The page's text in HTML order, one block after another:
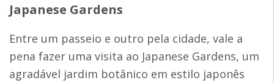
Japanese Gardens
Entre um passeio e outro pela cidade, vale a
pena fazer uma visita ao Japanese Gardens, um
agradável jardim botânico em estilo japonês